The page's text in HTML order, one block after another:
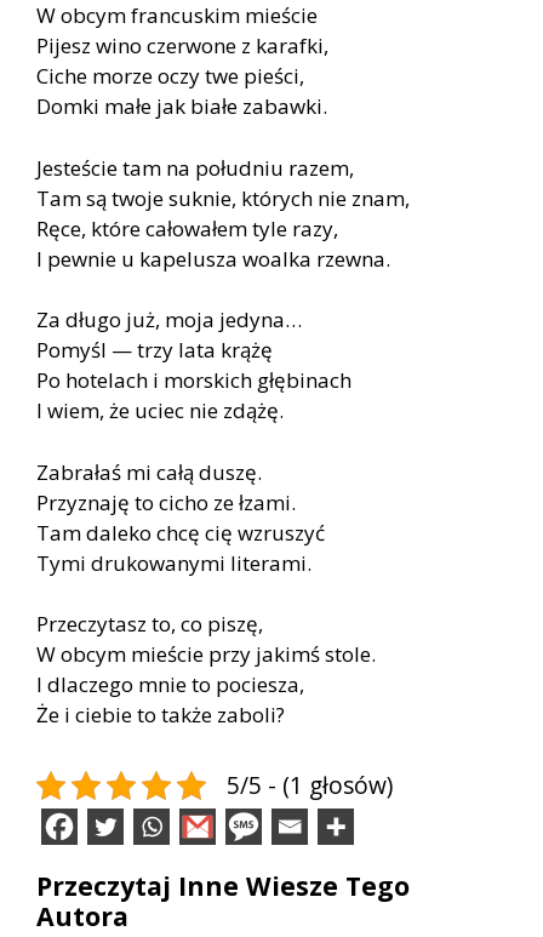
W obcym francuskim mieście
Pijesz wino czerwone z karafki,
Ciche morze oczy twe pieści,
Domki małe jak białe zabawki.
Jesteście tam na południu razem,
Tam są twoje suknie, których nie znam,
Ręce, które całowałem tyle razy,
I pewnie u kapelusza woalka rzewna.
Za długo już, moja jedyna…
Pomyśl — trzy lata krążę
Po hotelach i morskich głębinach
I wiem, że uciec nie zdążę.
Zabrałaś mi całą duszę.
Przyznaję to cicho ze łzami.
Tam daleko chcę cię wzruszyć
Tymi drukowanymi literami.
Przeczytasz to, co piszę,
W obcym mieście przy jakimś stole.
I dlaczego mnie to pociesza,
Że i ciebie to także zaboli?
5/5 - (1 głosów)
Przeczytaj Inne Wiesze Tego
Autora